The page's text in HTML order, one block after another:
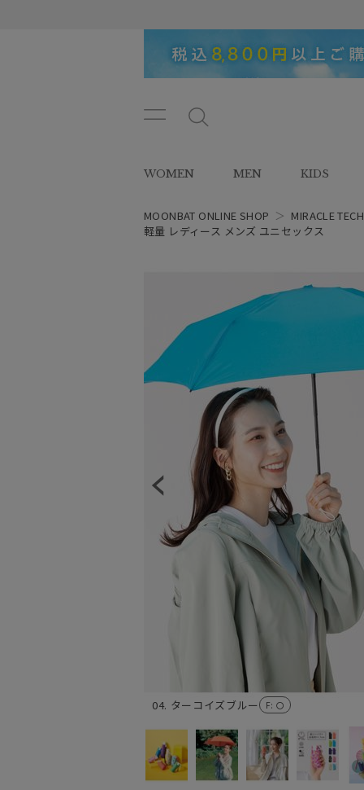
ン
ュ
ー
タ
ン
WOMEN MEN KIDS
MOONBAT ONLINE SHOP ＞ MIRACLE TECH
軽量 レディース メンズ ユニセックス
04. ターコイズブルー F: 〇